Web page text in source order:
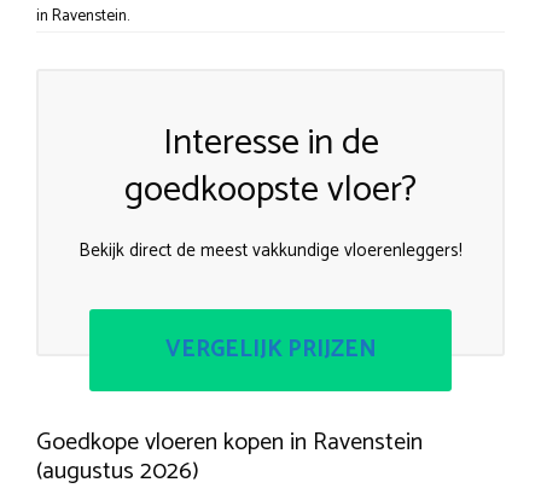
in Ravenstein.
Interesse in de
goedkoopste vloer?
Bekijk direct de meest vakkundige vloerenleggers!
VERGELIJK PRIJZEN
Goedkope vloeren kopen in Ravenstein
(augustus 2026)